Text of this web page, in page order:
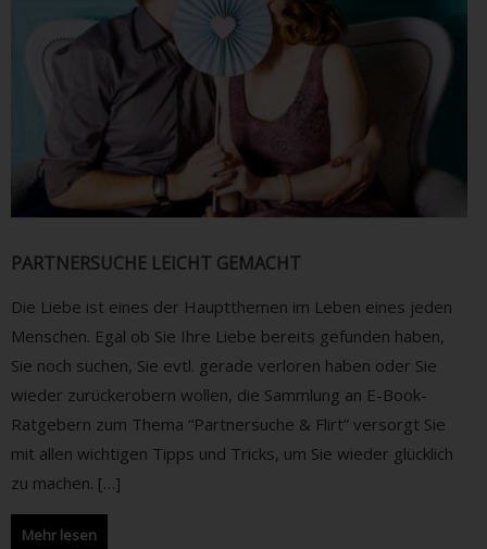
PARTNERSUCHE LEICHT GEMACHT
Die Liebe ist eines der Hauptthemen im Leben eines jeden
Menschen. Egal ob Sie Ihre Liebe bereits gefunden haben,
Sie noch suchen, Sie evtl. gerade verloren haben oder Sie
wieder zurückerobern wollen, die Sammlung an E-Book-
Ratgebern zum Thema “Partnersuche & Flirt” versorgt Sie
mit allen wichtigen Tipps und Tricks, um Sie wieder glücklich
zu machen. […]
Mehr lesen